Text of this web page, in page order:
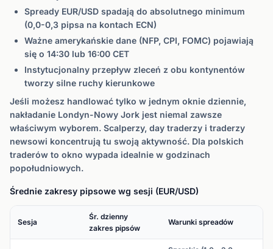
Spready EUR/USD spadają do absolutnego minimum
(0,0-0,3 pipsa na kontach ECN)
Ważne amerykańskie dane (NFP, CPI, FOMC) pojawiają
się o 14:30 lub 16:00 CET
Instytucjonalny przepływ zleceń z obu kontynentów
tworzy silne ruchy kierunkowe
Jeśli możesz handlować tylko w jednym oknie dziennie,
nakładanie Londyn-Nowy Jork jest niemal zawsze
właściwym wyborem. Scalperzy, day traderzy i traderzy
newsowi koncentrują tu swoją aktywność. Dla polskich
traderów to okno wypada idealnie w godzinach
popołudniowych.
Średnie zakresy pipsowe wg sesji (EUR/USD)
Sesja
Śr. dzienny
zakres pipsów
Warunki spreadów